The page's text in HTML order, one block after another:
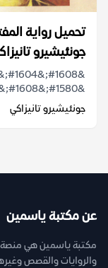
تحميل رواية
جونئيشيرو
&#1580;&#1608;&#1606;&#1574;&#1610;&#1588;&#1610;&#1585;&#...
جونئيشيرو تانيزاكي
عن مكتبة ياسمين
مكتبة ياسمين هي منصة